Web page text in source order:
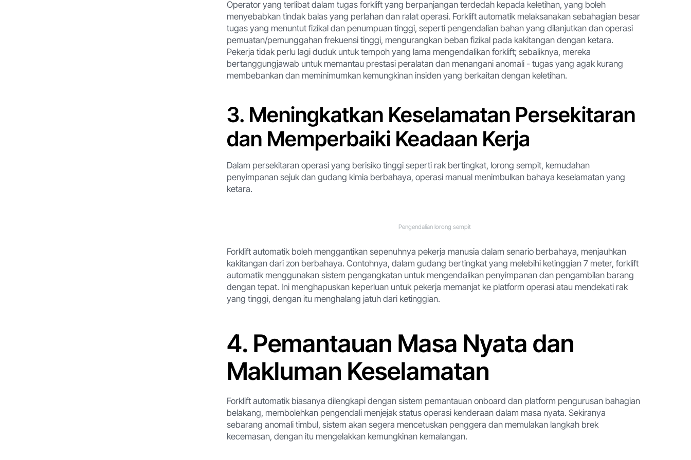
Operator yang terlibat dalam tugas forklift yang berpanjangan terdedah kepada keletihan, yang boleh
menyebabkan tindak balas yang perlahan dan ralat operasi. Forklift automatik melaksanakan sebahagian besar
tugas yang menuntut fizikal dan penumpuan tinggi, seperti pengendalian bahan yang dilanjutkan dan operasi
pemuatan/pemunggahan frekuensi tinggi, mengurangkan beban fizikal pada kakitangan dengan ketara.
Pekerja tidak perlu lagi duduk untuk tempoh yang lama mengendalikan forklift; sebaliknya, mereka
bertanggungjawab untuk memantau prestasi peralatan dan menangani anomali - tugas yang agak kurang
membebankan dan meminimumkan kemungkinan insiden yang berkaitan dengan keletihan.
3. Meningkatkan Keselamatan Persekitaran
dan Memperbaiki Keadaan Kerja
Dalam persekitaran operasi yang berisiko tinggi seperti rak bertingkat, lorong sempit, kemudahan
penyimpanan sejuk dan gudang kimia berbahaya, operasi manual menimbulkan bahaya keselamatan yang
ketara.
Pengendalian lorong sempit
Forklift automatik boleh menggantikan sepenuhnya pekerja manusia dalam senario berbahaya, menjauhkan
kakitangan dari zon berbahaya. Contohnya, dalam gudang bertingkat yang melebihi ketinggian 7 meter, forklift
automatik menggunakan sistem pengangkatan untuk mengendalikan penyimpanan dan pengambilan barang
dengan tepat. Ini menghapuskan keperluan untuk pekerja memanjat ke platform operasi atau mendekati rak
yang tinggi, dengan itu menghalang jatuh dari ketinggian.
4. Pemantauan Masa Nyata dan
Makluman Keselamatan
Forklift automatik biasanya dilengkapi dengan sistem pemantauan onboard dan platform pengurusan bahagian
belakang, membolehkan pengendali menjejak status operasi kenderaan dalam masa nyata. Sekiranya
sebarang anomali timbul, sistem akan segera mencetuskan penggera dan memulakan langkah brek
kecemasan, dengan itu mengelakkan kemungkinan kemalangan.